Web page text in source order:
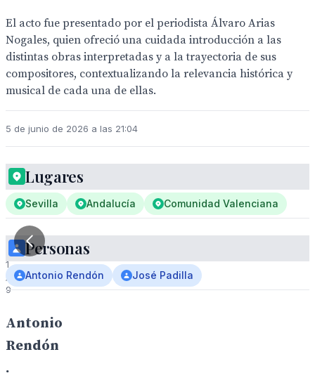
El acto fue presentado por el periodista Álvaro Arias
Nogales, quien ofreció una cuidada introducción a las
distintas obras interpretadas y a la trayectoria de sus
compositores, contextualizando la relevancia histórica y
musical de cada una de ellas.
5 de junio de 2026 a las 21:04
1
/
9
Antonio
Rendón
.
Lugares
Sevilla Andalucía Comunidad Valenciana
Personas
Antonio Rendón José Padilla